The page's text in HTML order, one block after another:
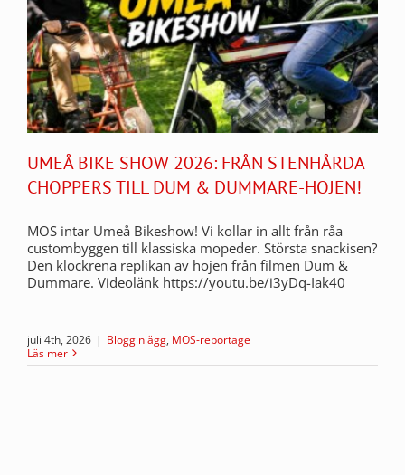
UMEÅ BIKE SHOW 2026: FRÅN STENHÅRDA
CHOPPERS TILL DUM & DUMMARE-HOJEN!
MOS intar Umeå Bikeshow! Vi kollar in allt från råa
custombyggen till klassiska mopeder. Största snackisen?
Den klockrena replikan av hojen från filmen Dum &
Dummare. Videolänk https://youtu.be/i3yDq-Iak40
juli 4th, 2026 | Blogginlägg, MOS-reportage
Läs mer